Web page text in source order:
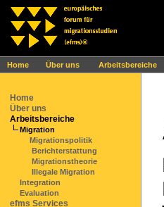
Home Über uns Arbeitsbereiche
Ihr Browser interpretiert leider kein JavaScript!
Home
Über uns
Arbeitsbereiche
Migration
Migrationspolitik
Berichterstattung
Migrationstheorie
Illegale Migration
Integration
Evaluation
efms Services